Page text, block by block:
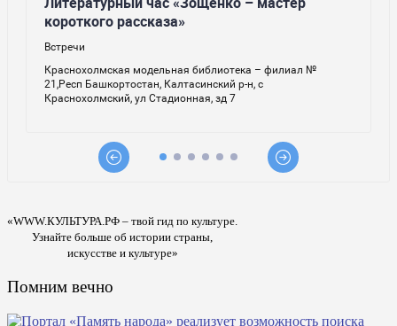
«WWW.КУЛЬТУРА.РФ – твой гид по культуре.
Узнайте больше об истории страны,
искусстве и культуре»
Помним вечно